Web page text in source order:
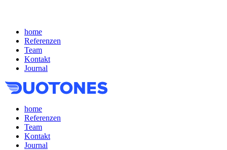
home
Referenzen
Team
Kontakt
Journal
home
Referenzen
Team
Kontakt
Journal